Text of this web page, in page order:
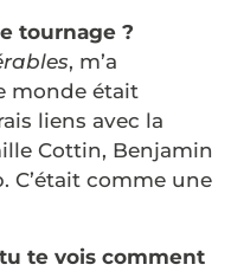
tournage ?
, m’a
monde était
liens avec la
Cottin, Benjamin
C’était comme une
te vois comment